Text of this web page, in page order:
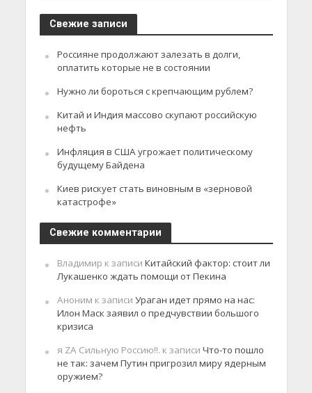
Свежие записи
Россияне продолжают залезать в долги,
оплатить которые не в состоянии
Нужно ли бороться с крепчающим рублем?
Китай и Индия массово скупают российскую
нефть
Инфляция в США угрожает политическому
будущему Байдена
Киев рискует стать виновным в «зерновой
катастрофе»
Свежие комментарии
Владимир к записи Китайский фактор: стоит ли
Лукашенко ждать помощи от Пекина
Аноним к записи Ураган идет прямо на нас:
Илон Маск заявил о предчувствии большого
кризиса
я ZA Сильную Россию!!. к записи Что-то пошло
не так: зачем Путин пригрозил миру ядерным
оружием?